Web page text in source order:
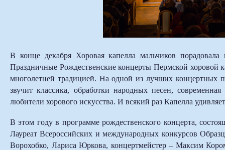
В конце декабря Хоровая капелла мальчиков
Праздничные Рождественские концерты Пермской хоровой
многолетней традицией. На одной из лучших концертных
звучит классика, обработки народных песен,
любители хорового искусства. И всякий раз Капелла
В этом году в программе рождественского концерта,
Лауреат Всероссийских и международных конкурсов
Ворохобко, Лариса Юркова, концертмейстер – Максим